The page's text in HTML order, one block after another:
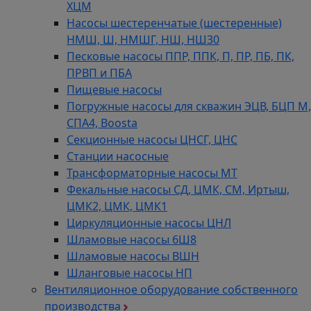
ХЦМ
Насосы шестеренчатые (шестеренные)
НМШ, Ш, НМШГ, НШ, НШ30
Песковые насосы ППР, ППК, П, ПР, ПБ, ПК,
ПРВП и ПБА
Пищевые насосы
Погружные насосы для скважин ЭЦВ, БЦП М,
СПА4, Boosta
Секционные насосы ЦНСГ, ЦНС
Станции насосные
Трансформаторные насосы МТ
Фекальные насосы СД, ЦМК, СМ, Иртыш,
ЦМК2, ЦМК, ЦМК1
Циркуляционные насосы ЦНЛ
Шламовые насосы 6Ш8
Шламовые насосы ВШН
Шланговые насосы НП
Вентиляционное оборудование собственного
производства